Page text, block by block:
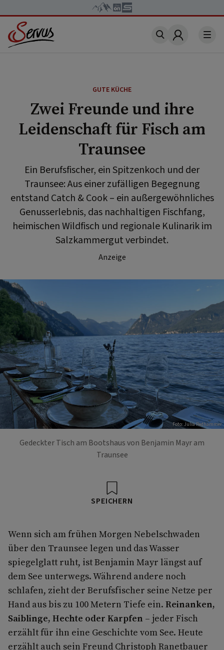
Account
GUTE KÜCHE
Zwei Freunde und ihre
Leidenschaft für Fisch am
Traunsee
Ein Berufsfischer, ein Spitzenkoch und der
Traunsee: Aus einer zufälligen Begegnung
entstand Catch & Cook – ein außergewöhnliches
Genusserlebnis, das nachhaltigen Fischfang,
heimischen Wildfisch und regionale Kulinarik im
Salzkammergut verbindet.
Anzeige
Foto: Julia Redhammer
Gedeckter Tisch am Bootshaus von Benjamin Mayr am
Traunsee
SPEICHERN
Wenn sich am frühen Morgen Nebelschwaden
über den Traunsee legen und das Wasser
spiegelglatt ruht, ist Benjamin Mayr längst auf
dem See unterwegs. Während andere noch
schlafen, zieht der Berufsfischer seine Netze per
Hand aus bis zu 100 Metern Tiefe ein. Reinanken,
Saiblinge, Hechte oder Karpfen – jeder Fisch
erzählt für ihn eine Geschichte vom See. Heute
erzählt auch sein Freund Christoph Ranetbauer